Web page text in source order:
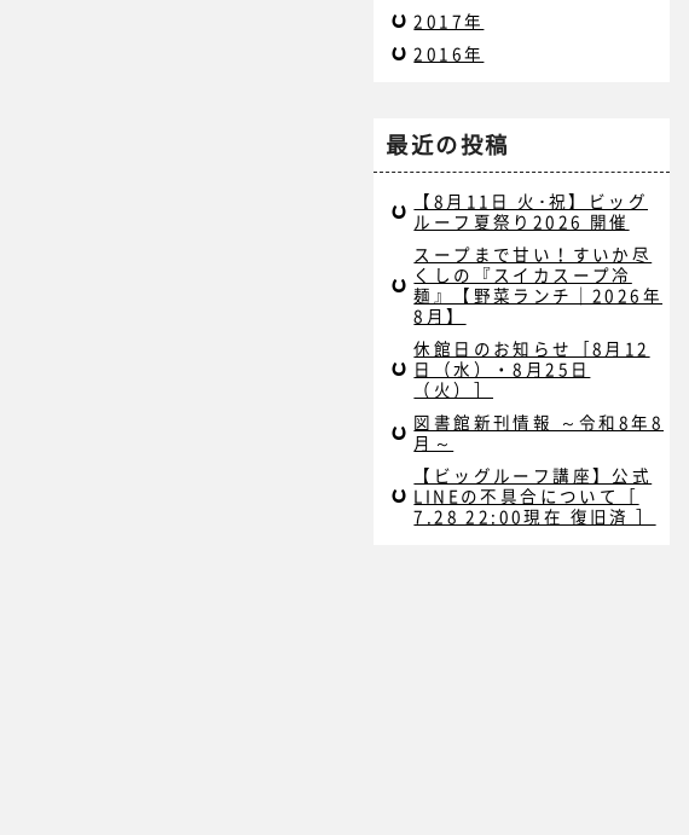
2017年
2016年
最近の投稿
【8月11日 火･祝】ビッグ
ルーフ夏祭り2026 開催
スープまで甘い！すいか尽
くしの『スイカスープ冷
麺』【野菜ランチ｜2026年
8月】
休館日のお知らせ［8月12
日（水）・8月25日
（火）］
図書館新刊情報 ～令和8年8
月～
【ビッグルーフ講座】公式
LINEの不具合について［
7.28 22:00現在 復旧済 ］